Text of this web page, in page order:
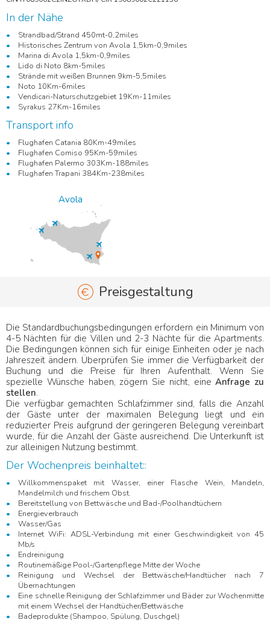
In der Nähe
Strandbad/Strand 450mt-0,2miles
Historisches Zentrum von Avola 1,5km-0,9miles
Marina di Avola 1,5km-0,9miles
Lido di Noto 8km-5miles
Strände mit weißen Brunnen 9km-5,5miles
Noto 10Km-6miles
Vendicari-Naturschutzgebiet 19Km-11miles
Syrakus 27Km-16miles
Transport info
Flughafen Catania 80Km-49miles
Flughafen Comiso 95Km-59miles
Flughafen Palermo 303Km-188miles
Flughafen Trapani 384Km-238miles
Avola
Preisgestaltung
Die Standardbuchungsbedingungen erfordern ein Minimum von
4-5 Nächten für die Villen und 2-3 Nächte für die Apartments.
Die Bedingungen können sich für einige Einheiten oder je nach
Jahreszeit ändern. Überprüfen Sie immer die Verfügbarkeit der
Buchung und die Preise für Ihren Aufenthalt. Wenn Sie
spezielle Wünsche haben, zögern Sie nicht, eineAnfrage zu
stellen.
Die verfügbar gemachten Schlafzimmer sind, falls die Anzahl
der Gäste unter der maximalen Belegung liegt und ein
reduzierter Preis aufgrund der geringeren Belegung vereinbart
wurde, für die Anzahl der Gäste ausreichend. Die Unterkunft ist
zur alleinigen Nutzung bestimmt.
Der Wochenpreis beinhaltet::
Willkommenspaket mit Wasser, einer Flasche Wein, Mandeln,
Mandelmilch und frischem Obst.
Bereitstellung von Bettwäsche und Bad-/Poolhandtüchern
Energieverbrauch
Wasser/Gas
Internet WiFi: ADSL-Verbindung mit einer Geschwindigkeit von 45
Mb/s
Endreinigung
Routinemäßige Pool-/Gartenpflege Mitte der Woche
Reinigung und Wechsel der Bettwäsche/Handtücher nach 7
Übernachtungen
Eine schnelle Reinigung der Schlafzimmer und Bäder zur Wochenmitte
mit einem Wechsel der Handtücher/Bettwäsche
Badeprodukte (Shampoo, Spülung, Duschgel)